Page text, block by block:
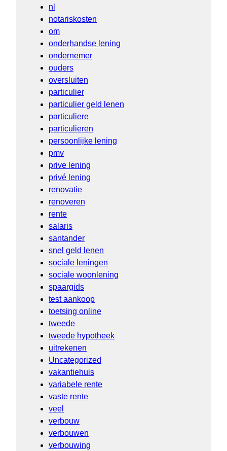
nl
notariskosten
om
onderhandse lening
ondernemer
ouders
oversluiten
particulier
particulier geld lenen
particuliere
particulieren
persoonlijke lening
pmv
prive lening
privé lening
renovatie
renoveren
rente
salaris
santander
snel geld lenen
sociale leningen
sociale woonlening
spaargids
test aankoop
toetsing online
tweede
tweede hypotheek
uitrekenen
Uncategorized
vakantiehuis
variabele rente
vaste rente
veel
verbouw
verbouwen
verbouwing